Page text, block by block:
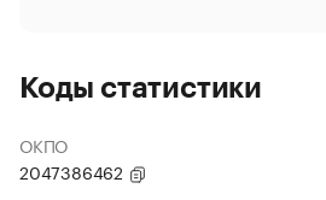
Коды статистики
ОКПО
2047386462